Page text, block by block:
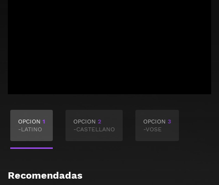
OPCION 1
-LATINO
OPCION 2
-CASTELLANO
OPCION 3
-VOSE
Recomendadas